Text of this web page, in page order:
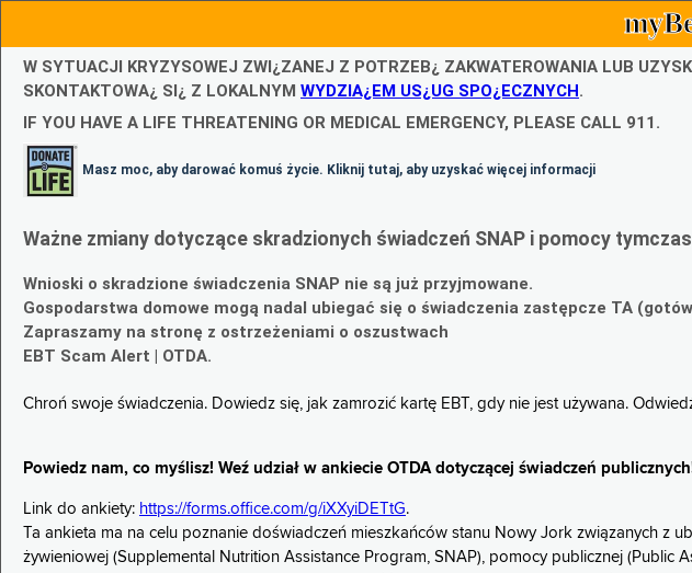
W SYTUACJI KRYZYSOWEJ ZWI¿ZANEJ Z POTRZEB¿ ZAKWATEROWANIA LUB
SKONTAKTOWA¿ SI¿ Z LOKALNYM WYDZIA¿EM US¿UG SPO¿ECZNYCH.
IF YOU HAVE A LIFE THREATENING OR MEDICAL EMERGENCY, PLEASE CALL 911.
Masz moc, aby darować komuś życie. Kliknij tutaj, aby uzyskać więcej informacji
Ważne zmiany dotyczące skradzionych świadczeń SNAP i pomocy
Wnioski o skradzione świadczenia SNAP nie są już przyjmowane.
Gospodarstwa domowe mogą nadal ubiegać się o świadczenia zastępcze TA
Zapraszamy na stronę z ostrzeżeniami o oszustwach
EBT Scam Alert | OTDA.
Chroń swoje świadczenia. Dowiedz się, jak zamrozić kartę EBT, gdy nie jest używana.
Powiedz nam, co myślisz! Weź udział w ankiecie OTDA dotyczącej świadczeń
Link do ankiety: https://forms.office.com/g/iXXyiDETtG.
Ta ankieta ma na celu poznanie doświadczeń mieszkańców stanu Nowy Jork związanych z
żywieniowej (Supplemental Nutrition Assistance Program, SNAP), pomocy publicznej (Public